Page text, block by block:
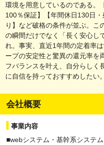
環境を用意しているのである。
100％保証】【年間休日130日
り】など破格の条件が並ぶ。こ
の瞬間だけでなく「長く安心し
れ。事実、直近1年間の定着率
ープの安定性と驚異の還元率を
フバランスを叶え、自分らしく
に自信を持っておすすめしたい。
会社概要
事業内容
■webシステム・基幹系システム